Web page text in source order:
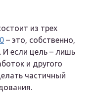
из трех
– это, собственно,
И если цель – лишь
и другого
частичный